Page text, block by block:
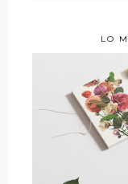
LO